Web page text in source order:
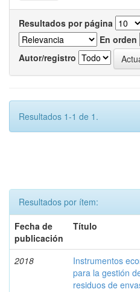
Resultados por página
En orden
Autor/registro
Resultados 1-1 de 1.
Resultados por ítem:
Fecha de
publicación
Título
2018
Instrumentos
para la gestión
residuos de